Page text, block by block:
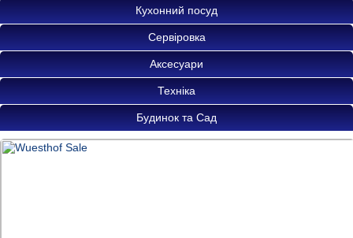
Кухонний посуд
Сервіровка
Аксесуари
Техніка
Будинок та Сад